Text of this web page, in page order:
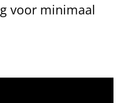
voor minimaal